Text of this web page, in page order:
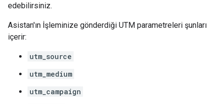
edebilirsiniz.
Asistan'ın İşleminize gönderdiği UTM parametreleri şunları
içerir:
utm_source
utm_medium
utm_campaign